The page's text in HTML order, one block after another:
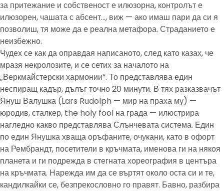
за притежание и собственост е илюзорна, контролът е
илюзорен, чашата с абсент…, виж — ако имаш пари да си я
позволиш, тя може да е реална метафора. Страданието е
неизбежно.
Чудех се как да оправдая написаното, след като казах, че
мразя некролозите, и се сетих за началото на
„Веркмайстерски хармонии“. То представлява един
неспиращ кадър, дълъг точно 20 минути. В тях разказвачът
Януш Валушка (Lars Rudolph — мир на праха му) —
юродив, сталкер, the holy fool на града — илюстрира
нагледно какво представлява Слънчевата система. Един
по един Янушка хваща оръфаните, очукани, като в офорт
на Рембрандт, посетители в кръчмата, именова ги на някоя
планета и ги подрежда в стегната хореография в центъра
на кръчмата. Нарежда им да се въртят около оста си и те,
кандилкайки се, безпрекословно го правят. Бавно, разбира